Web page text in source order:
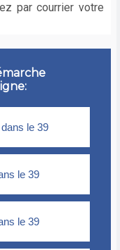
par courrier votre